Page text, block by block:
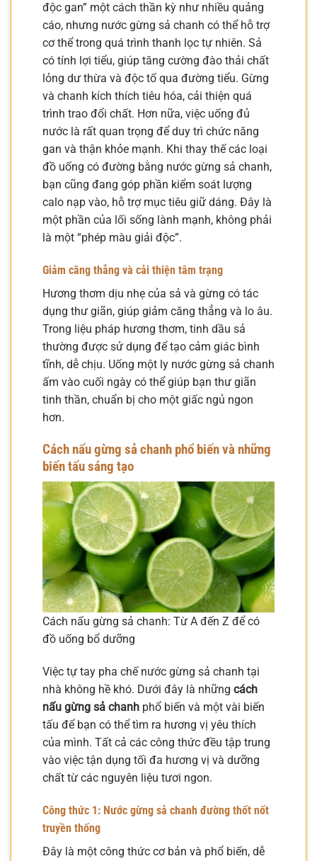
độc gan” một cách thần kỳ như nhiều quảng
cáo, nhưng nước gừng sả chanh có thể hỗ trợ
cơ thể trong quá trình thanh lọc tự nhiên. Sả
có tính lợi tiểu, giúp tăng cường đào thải chất
lỏng dư thừa và độc tố qua đường tiểu. Gừng
và chanh kích thích tiêu hóa, cải thiện quá
trình trao đổi chất. Hơn nữa, việc uống đủ
nước là rất quan trọng để duy trì chức năng
gan và thận khỏe mạnh. Khi thay thế các loại
đồ uống có đường bằng nước gừng sả chanh,
bạn cũng đang góp phần kiểm soát lượng
calo nạp vào, hỗ trợ mục tiêu giữ dáng. Đây là
một phần của lối sống lành mạnh, không phải
là một “phép màu giải độc”.
Giảm căng thẳng và cải thiện tâm trạng
Hương thơm dịu nhẹ của sả và gừng có tác
dụng thư giãn, giúp giảm căng thẳng và lo âu.
Trong liệu pháp hương thơm, tinh dầu sả
thường được sử dụng để tạo cảm giác bình
tĩnh, dễ chịu. Uống một ly nước gừng sả chanh
ấm vào cuối ngày có thể giúp bạn thư giãn
tinh thần, chuẩn bị cho một giấc ngủ ngon
hơn.
Cách nấu gừng sả chanh phổ biến và những
biến tấu sáng tạo
Cách nấu gừng sả chanh: Từ A đến Z để có
đồ uống bổ dưỡng
Việc tự tay pha chế nước gừng sả chanh tại
nhà không hề khó. Dưới đây là những cách
nấu gừng sả chanh phổ biến và một vài biến
tấu để bạn có thể tìm ra hương vị yêu thích
của mình. Tất cả các công thức đều tập trung
vào việc tận dụng tối đa hương vị và dưỡng
chất từ các nguyên liệu tươi ngon.
Công thức 1: Nước gừng sả chanh đường thốt nốt
truyền thống
Đây là một công thức cơ bản và phổ biến, dễ